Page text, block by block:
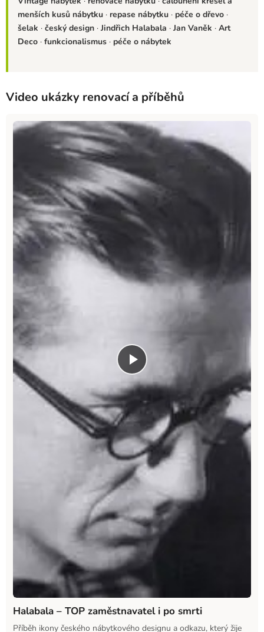
menších kusů nábytku · repase nábytku · péče o dřevo ·
šelak · český design · Jindřich Halabala · Jan Vaněk · Art
Deco · funkcionalismus · péče o nábytek
Video ukázky renovací a příběhů
Halabala – TOP zaměstnavatel i po smrti
Příběh ikony českého nábytkového designu a odkazu, který žije